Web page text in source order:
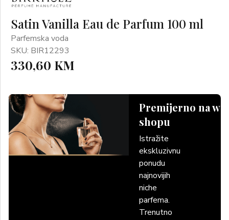
Satin Vanilla Eau de Parfum 100 ml
Parfemska voda
SKU: BIR12293
330,60 KM
Premijerno na
shopu
Istražite
ekskluzivnu
ponudu
najnovijih
niche
parfema.
Trenutno